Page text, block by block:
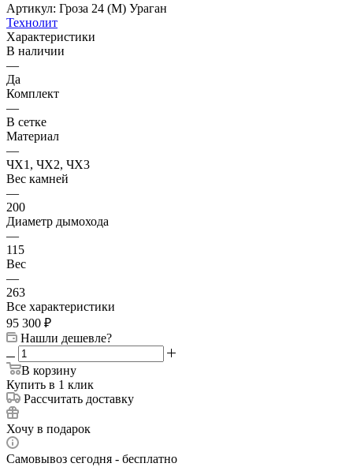
Артикул: Гроза 24 (М) Ураган
Технолит
Характеристики
В наличии
—
Да
Комплект
—
В сетке
Материал
—
ЧХ1, ЧХ2, ЧХ3
Вес камней
—
200
Диаметр дымохода
—
115
Вес
—
263
Все характеристики
95 300 ₽
Нашли дешевле?
В корзину
Купить в 1 клик
Рассчитать доставку
Хочу в подарок
Самовывоз сегодня - бесплатно